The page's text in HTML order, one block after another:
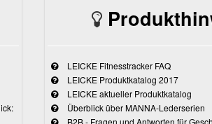
LEICKE Fitnesstracker FAQ
LEICKE Produktkatalog 2017
LEICKE aktueller Produktkatalog
Überblick über MANNA-Lederserien
B2B - Fragen und Antworten für